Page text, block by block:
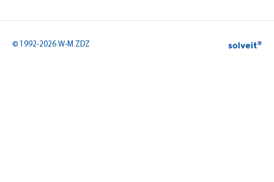
© 1992-2026 W-M ZDZ